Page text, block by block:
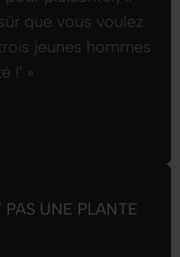
que vous voulez
jeunes hommes
!’ »
UNE PLANTE